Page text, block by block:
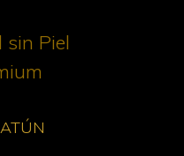
Piel